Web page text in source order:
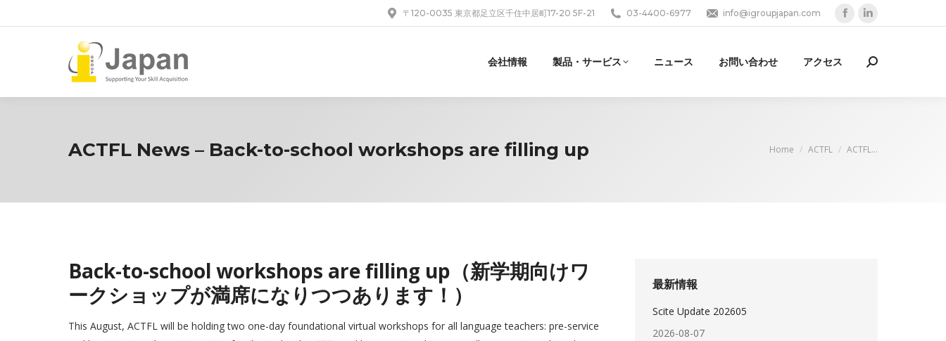
〒120-0035 東京都足立区千住中居町17-20 5F-21 03-4400-6977 info@igroupjapan.com
opensopens
会社情報 製品・サービス ニュース お問い合わせ アクセス Search:
ACTFL News – Back-to-school workshops are filling up You are here:
Home ACTFL ACTFL…
Back-to-school workshops are filling up（新学期向けワ
ークショップが満席になりつつあります！）
This August, ACTFL will be holding two one-day foundational virtual workshops for all language teachers: pre-service
最新情報
Scite Update 202605
2026-08-07